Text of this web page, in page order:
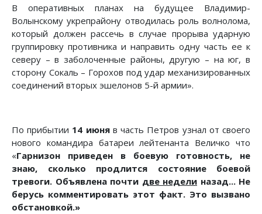
В оперативных планах на будущее Владимир-
Волынскому укрепрайону отводилась роль волнолома,
который должен рассечь в случае прорыва ударную
группировку противника и направить одну часть ее к
северу – в заболоченные районы, другую – на юг, в
сторону Сокаль – Горохов под удар механизированных
соединений вторых эшелонов 5-й армии».
По прибытии 14 июняв часть Петров узнал от своего
нового командира батареи лейтенанта Величко что
«Гарнизон приведен в боевую готовность, не
знаю, сколько продлится состояние боевой
тревоги. Объявлена почти две недели назад... Не
берусь комментировать этот факт. Это вызвано
обстановкой.»